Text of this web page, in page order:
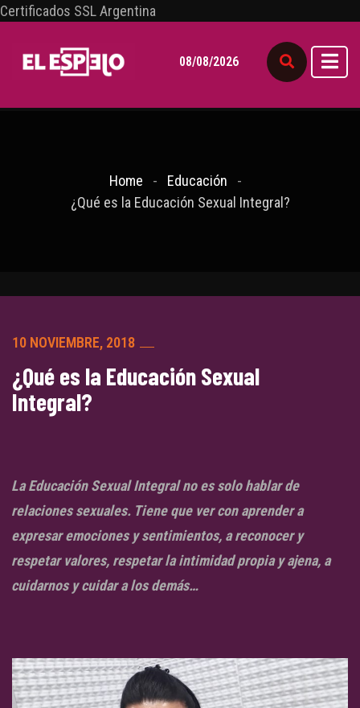
Certificados SSL Argentina
08/08/2026
Home
Educación
¿Qué es la Educación Sexual Integral?
10 NOVIEMBRE, 2018
¿Qué es la Educación Sexual
Integral?
La Educación Sexual Integral no es solo hablar de
relaciones sexuales. Tiene que ver con aprender a
expresar emociones y sentimientos, a reconocer y
respetar valores, respetar la intimidad propia y ajena, a
cuidarnos y cuidar a los demás…